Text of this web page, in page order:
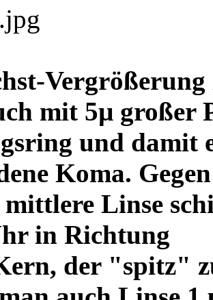
mit 5µ großer
und damit
Koma.
Linse
in Richtung
der "spitz"